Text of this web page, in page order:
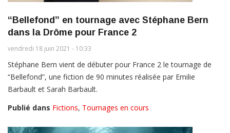
“Bellefond” en tournage avec Stéphane Bern
dans la Drôme pour France 2
vendredi 18 juin 2021 - 10:33
Stéphane Bern vient de débuter pour France 2 le tournage de
“Bellefond”, une fiction de 90 minutes réalisée par Emilie
Barbault et Sarah Barbault.
Publié dans Fictions, Tournages en cours